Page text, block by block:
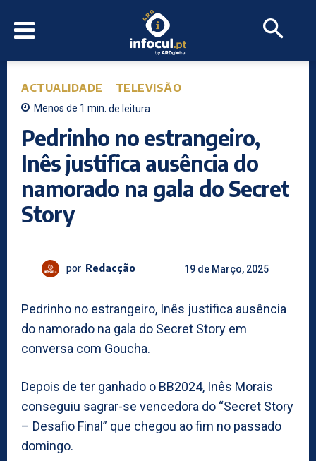
ACTUALIDADE TELEVISÃO
Menos de 1 min. de leitura
Pedrinho no estrangeiro,
Inês justifica ausência do
namorado na gala do Secret
Story
por Redacção 19 de Março, 2025
Pedrinho no estrangeiro, Inês justifica ausência
do namorado na gala do Secret Story em
conversa com Goucha.
Depois de ter ganhado o BB2024, Inês Morais
conseguiu sagrar-se vencedora do “Secret Story
– Desafio Final” que chegou ao fim no passado
domingo.